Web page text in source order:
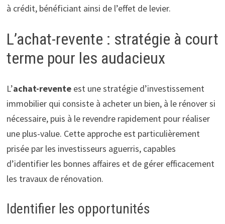
à crédit, bénéficiant ainsi de l’effet de levier.
L’achat-revente : stratégie à court
terme pour les audacieux
L’achat-reventeest une stratégie d’investissement
immobilier qui consiste à acheter un bien, à le rénover si
nécessaire, puis à le revendre rapidement pour réaliser
une plus-value. Cette approche est particulièrement
prisée par les investisseurs aguerris, capables
d’identifier les bonnes affaires et de gérer efficacement
les travaux de rénovation.
Identifier les opportunités